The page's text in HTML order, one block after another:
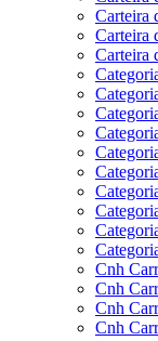
Carteira
Carteira
Carteira
Cnh
Cnh
Cnh
Cnh